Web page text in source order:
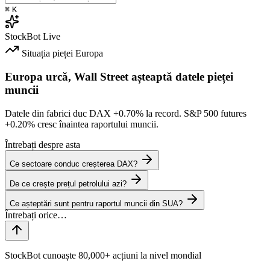
⌘ K
StockBot Live
Situația pieței Europa
Europa urcă, Wall Street așteaptă datele pieței
muncii
Datele din fabrici duc DAX +0.70% la record. S&P 500 futures
+0.20% cresc înaintea raportului muncii.
Întrebați despre asta
Ce sectoare conduc creșterea DAX?
De ce crește prețul petrolului azi?
Ce așteptări sunt pentru raportul muncii din SUA?
StockBot cunoaște 80,000+ acțiuni la nivel mondial